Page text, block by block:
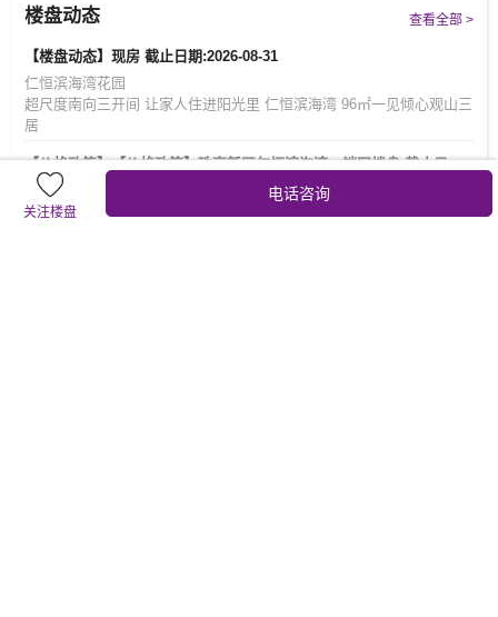
楼盘动态 查看全部 >
【楼盘动态】现房 截止日期:2026-08-31
仁恒滨海湾花园
超尺度南向三开间 让家人住进阳光里 仁恒滨海湾 96㎡一见倾心观山三
居
【价格政策】【价格政策】珠高新区仁恒滨海湾，销冠楼盘 截止日
期:2026-07-18
仁恒滨海湾花园
关注楼盘
电话咨询